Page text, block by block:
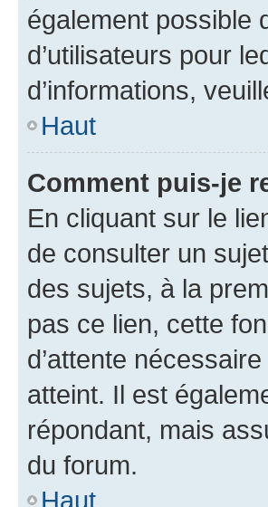
également possible
d’utilisateurs pour
d’informations,
Haut
Comment puis-je
En cliquant sur le
de consulter un
des sujets, à la
pas ce lien, cette
d’attente
atteint. Il est
répondant, mais
du forum.
Haut